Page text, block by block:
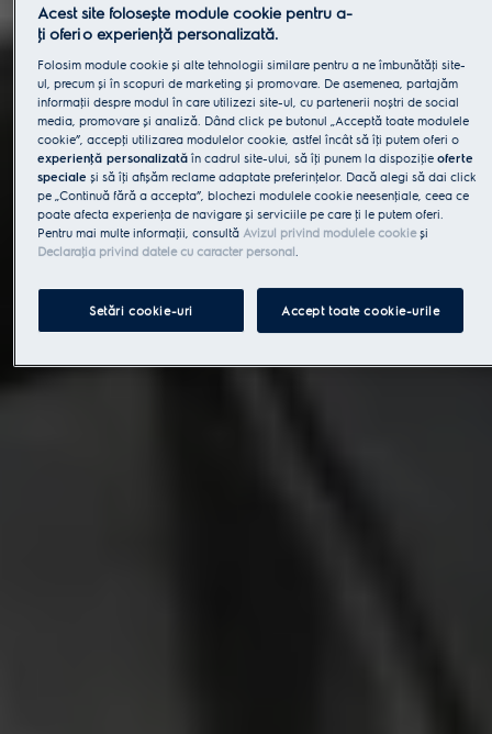
Acest site folosește module cookie pentru a-
ţi oferi o experienţă personalizată.
Folosim module cookie și alte tehnologii similare pentru a ne îmbunătăţi site-
ul, precum și în scopuri de marketing și promovare. De asemenea, partajăm
informaţii despre modul în care utilizezi site-ul, cu partenerii noștri de social
media, promovare și analiză. Dând click pe butonul „Acceptă toate modulele
cookie”, accepţi utilizarea modulelor cookie, astfel încât să îţi putem oferi o
experienţă personalizatăîn cadrul site-ului, să îţi punem la dispoziţie oferte
speciale și să îţi afișăm reclame adaptate preferinţelor. Dacă alegi să dai click
pe „Continuă fără a accepta”, blochezi modulele cookie neesenţiale, ceea ce
poate afecta experienţa de navigare și serviciile pe care ţi le putem oferi.
Pentru mai multe informaţii, consultă Avizul privind modulele cookieși
Declaraţia privind datele cu caracter personal
Setări cookie-uri Accept toate cookie-urile